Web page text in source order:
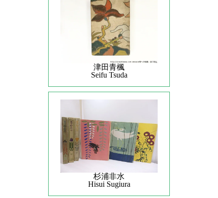
津田青楓
Seifu Tsuda
杉浦非水
Hisui Sugiura